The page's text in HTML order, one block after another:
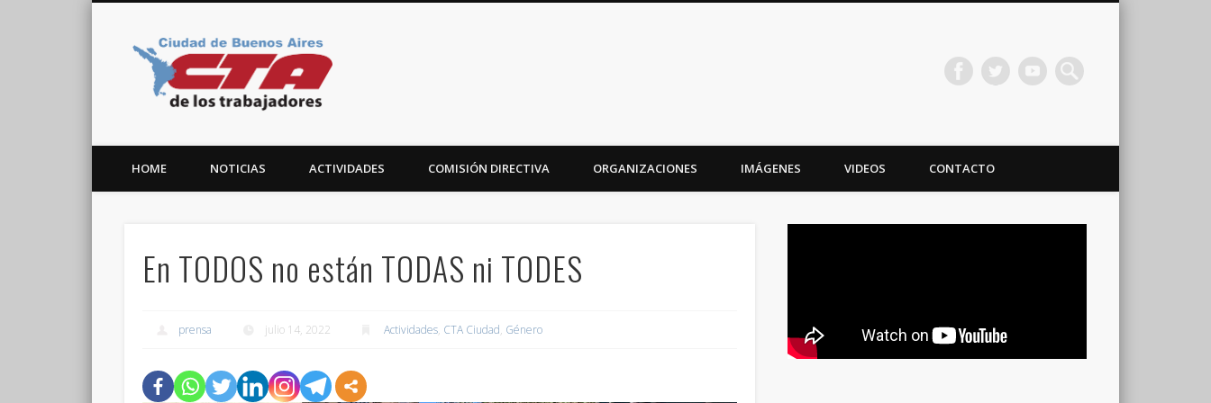
CTA Ciudad
Vimeo
HOME NOTICIAS ACTIVIDADES COMISIÓN DIRECTIVA ORGANIZACIONES IMÁGENES VIDEOS CONTACTO
En TODOS no están TODAS ni TODES
prensa julio 14, 2022 Actividades, CTA Ciudad, Género